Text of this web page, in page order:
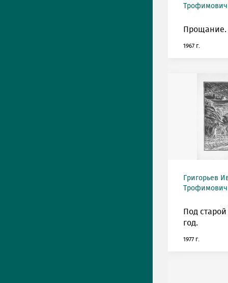
Трофимович
Прощание.
1967 г.
Григорьев
Трофимович
Под старой
год.
1977 г.